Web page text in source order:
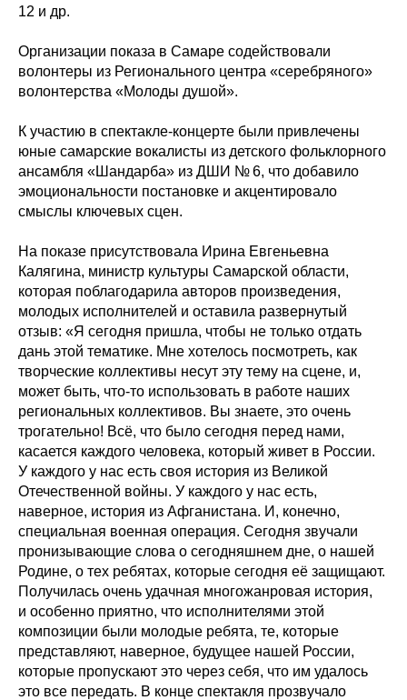
12 и др.
Организации показа в Самаре содействовали
волонтеры из Регионального центра «серебряного»
волонтерства «Молоды душой».
К участию в спектакле-концерте были привлечены
юные самарские вокалисты из детского фольклорного
ансамбля «Шандарба» из ДШИ № 6, что добавило
эмоциональности постановке и акцентировало
смыслы ключевых сцен.
На показе присутствовала Ирина Евгеньевна
Калягина, министр культуры Самарской области,
которая поблагодарила авторов произведения,
молодых исполнителей и оставила развернутый
отзыв: «Я сегодня пришла, чтобы не только отдать
дань этой тематике. Мне хотелось посмотреть, как
творческие коллективы несут эту тему на сцене, и,
может быть, что-то использовать в работе наших
региональных коллективов. Вы знаете, это очень
трогательно! Всё, что было сегодня перед нами,
касается каждого человека, который живет в России.
У каждого у нас есть своя история из Великой
Отечественной войны. У каждого у нас есть,
наверное, история из Афганистана. И, конечно,
специальная военная операция. Сегодня звучали
пронизывающие слова о сегодняшнем дне, о нашей
Родине, о тех ребятах, которые сегодня её защищают.
Получилась очень удачная многожанровая история,
и особенно приятно, что исполнителями этой
композиции были молодые ребята, те, которые
представляют, наверное, будущее нашей России,
которые пропускают это через себя, что им удалось
это все передать. В конце спектакля прозвучало